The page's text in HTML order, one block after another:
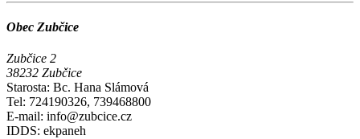
Obec Zubčice
Zubčice 2
38232 Zubčice
Starosta: Bc. Hana Slámová
Tel: 724190326, 739468800
E-mail: info@zubcice.cz
IDDS: ekpaneh